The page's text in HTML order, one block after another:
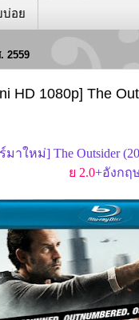
บ่อย
2559
HD 1080p] The
มาใหม่] The Outsider
ย 2.0+อังกฤ